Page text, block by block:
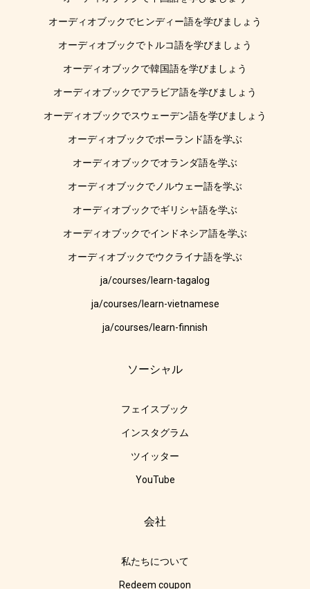
オーディオブックでヒンディー語を学びましょう
オーディオブックでトルコ語を学びましょう
オーディオブックで韓国語を学びましょう
オーディオブックでアラビア語を学びましょう
オーディオブックでスウェーデン語を学びましょう
オーディオブックでポーランド語を学ぶ
オーディオブックでオランダ語を学ぶ
オーディオブックでノルウェー語を学ぶ
オーディオブックでギリシャ語を学ぶ
オーディオブックでインドネシア語を学ぶ
オーディオブックでウクライナ語を学ぶ
ja/courses/learn-tagalog
ja/courses/learn-vietnamese
ja/courses/learn-finnish
ソーシャル
フェイスブック
インスタグラム
ツイッター
YouTube
会社
私たちについて
Redeem coupon